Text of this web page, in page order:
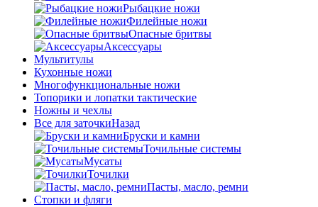
Рыбацкие ножи
Филейные ножи
Опасные бритвы
Аксессуары
Мультитулы
Кухонные ножи
Многофункциональные ножи
Топорики и лопатки тактические
Ножны и чехлы
Все для заточкиНазад
Бруски и камни
Точильные системы
Мусаты
Точилки
Пасты, масло, ремни
Стопки и фляги